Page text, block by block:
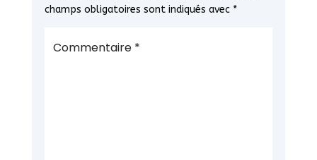
champs obligatoires sont indiqués avec *